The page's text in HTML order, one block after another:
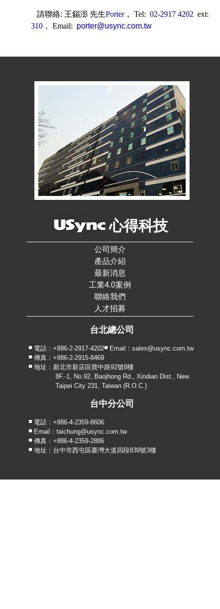
►請聯絡: 王錫澎 先生Porter， Tel:02-2917 4202 ext:
310 ， Email: porter@usync.com.tw
心得科技
公司簡介
產品介紹
最新消息
工業4.0案例
聯絡我們
人才招募
台北總公司
電話：+886-2-2917-4202
Email：sales@usync.com.tw
傳真：+886-2-2915-8469
地址：新北市新店區寶中路92號8樓
8F.-1, No.92, Baojhong Rd., Xindian Dist., New
Taipei City 231, Taiwan (R.O.C.)
台中分公司
電話：+886-4-2359-8606
Email：taichung@usync.com.tw
傳真：+886-4-2359-2886
地址：台中市西屯區臺灣大道四段839號3樓